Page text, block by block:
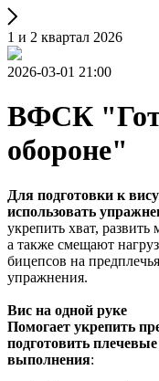
1 и 2 квартал 2026
2026-03-01 21:00
ВФСК
обороне"
Для подготовки к
использовать
укрепить хват,
а также смещают
бицепсов на
упражнения.
Вис на одной руке
Помогает укрепить
подготовить
выполнения: